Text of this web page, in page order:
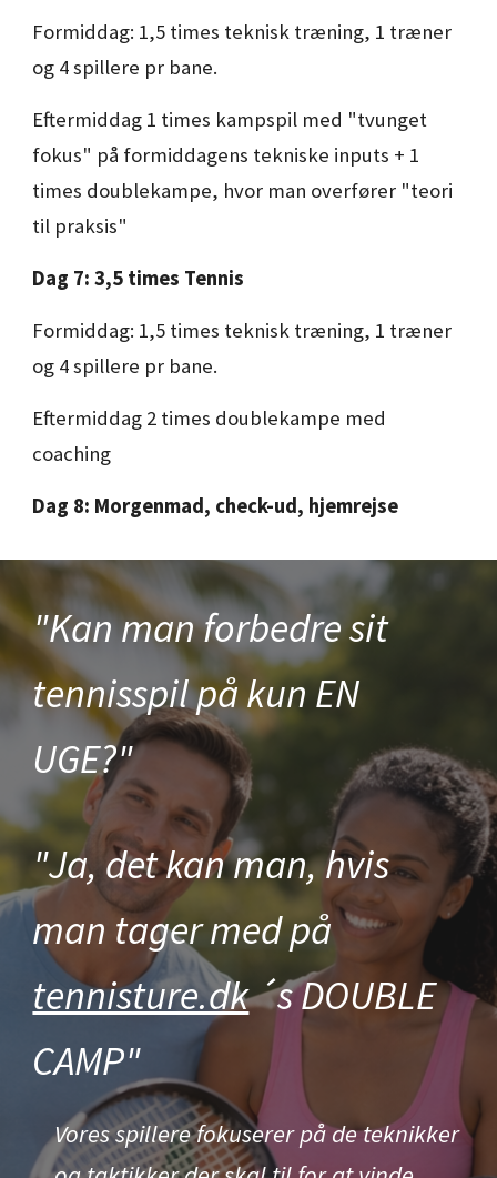
Formiddag: 1,5 times teknisk træning, 1 træner
og 4 spillere pr bane.
Eftermiddag 1 times kampspil med "tvunget
fokus" på formiddagens tekniske inputs + 1
times doublekampe, hvor man overfører "teori
til praksis"
Dag 7: 3,5 times Tennis
Formiddag: 1,5 times teknisk træning, 1 træner
og 4 spillere pr bane.
Eftermiddag 2 times doublekampe med
coaching
Dag 8: Morgenmad, check-ud, hjemrejse
"Kan man forbedre sit
tennisspil på kun EN
UGE?"
"Ja, det kan man, hvis
man tager med på
tennisture.dk´s DOUBLE
CAMP"
Vores spillere fokuserer på de teknikker